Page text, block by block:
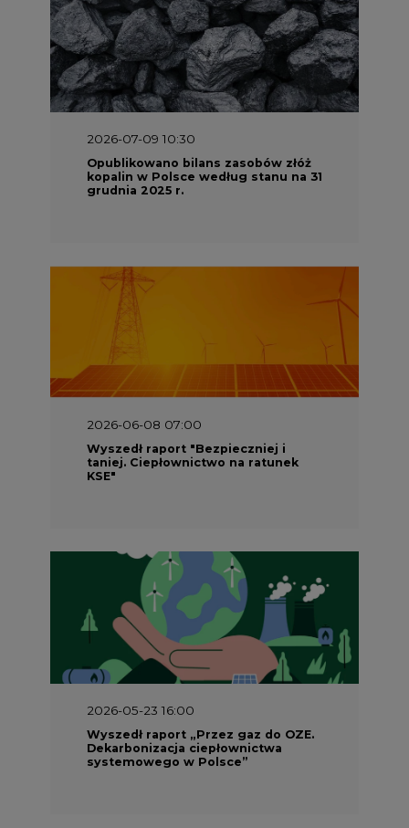
2026-06-08 07:00
Wyszedł raport "Bezpieczniej i
taniej. Ciepłownictwo na ratunek
KSE"
2026-05-23 16:00
Wyszedł raport „Przez gaz do OZE.
Dekarbonizacja ciepłownictwa
2026-05-23 15:00
Koszty transformacji energetyki w
Polsce do 2040 roku – sprawdzamy
wnioski ekspertów